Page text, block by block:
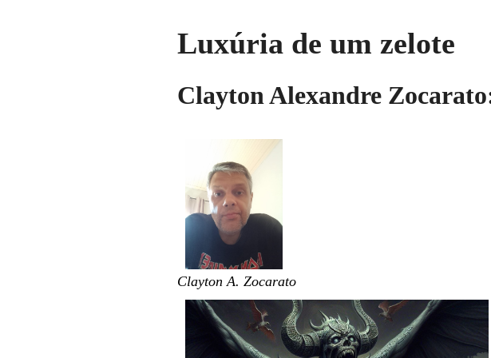
Luxúria de um zelote
Clayton Alexandre
Clayton A. Zocarato